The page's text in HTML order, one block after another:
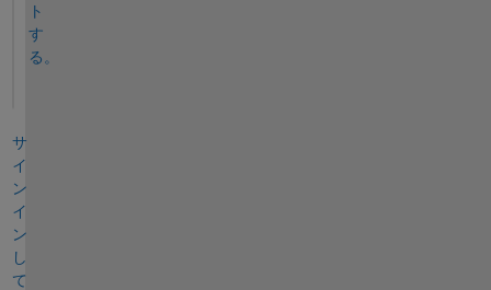
ト
す
る。
サ
イ
ン
イ
ン
し
て